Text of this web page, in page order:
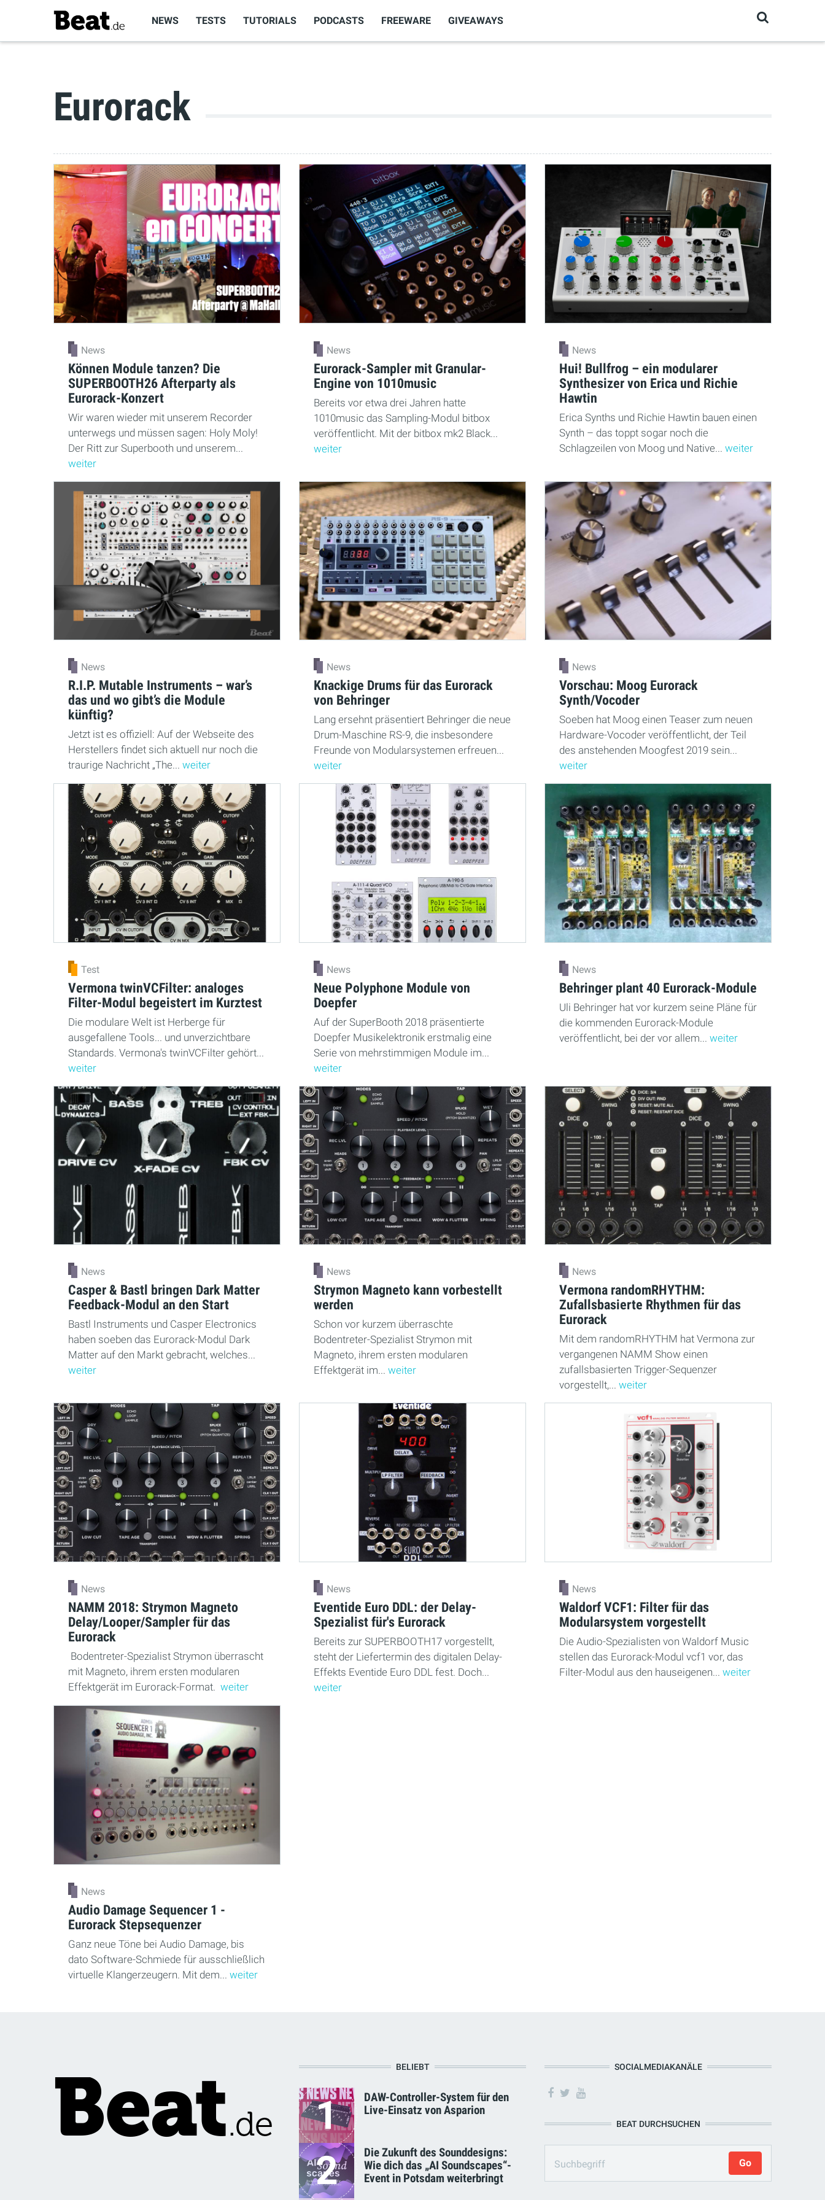
NEWS TESTS TUTORIALS PODCASTS FREEWARE GIVEAWAYS
Eurorack
News
Können Module tanzen? Die
SUPERBOOTH26 Afterparty als
Eurorack-Konzert
Wir waren wieder mit unserem Recorder
unterwegs und müssen sagen: Holy Moly!
Der Ritt zur Superbooth und unserem...
weiter
News
Eurorack-Sampler mit Granular-
Engine von 1010music
Bereits vor etwa drei Jahren hatte
1010music das Sampling-Modul bitbox
veröffentlicht. Mit der bitbox mk2 Black...
weiter
News
Hui! Bullfrog – ein modularer
Synthesizer von Erica und Richie
Hawtin
Erica Synths und Richie Hawtin bauen einen
Synth – das toppt sogar noch die
Schlagzeilen von Moog und Native... weiter
News
R.I.P. Mutable Instruments – war’s
das und wo gibt’s die Module
künftig?
Jetzt ist es offiziell: Auf der Webseite des
Herstellers findet sich aktuell nur noch die
traurige Nachricht „The... weiter
News
Knackige Drums für das Eurorack
von Behringer
Lang ersehnt präsentiert Behringer die neue
Drum-Maschine RS-9, die insbesondere
Freunde von Modularsystemen erfreuen...
weiter
News
Vorschau: Moog Eurorack
Synth/Vocoder
Soeben hat Moog einen Teaser zum neuen
Hardware-Vocoder veröffentlicht, der Teil
des anstehenden Moogfest 2019 sein...
weiter
Test
Vermona twinVCFilter: analoges
Filter-Modul begeistert im Kurztest
Die modulare Welt ist Herberge für
ausgefallene Tools... und unverzichtbare
Standards. Vermona's twinVCFilter gehört...
weiter
News
Neue Polyphone Module von
Doepfer
Auf der SuperBooth 2018 präsentierte
Doepfer Musikelektronik erstmalig eine
Serie von mehrstimmigen Module im...
weiter
News
Behringer plant 40 Eurorack-Module
Uli Behringer hat vor kurzem seine Pläne für
die kommenden Eurorack-Module
veröffentlicht, bei der vor allem... weiter
News
Casper & Bastl bringen Dark Matter
Feedback-Modul an den Start
Bastl Instruments und Casper Electronics
haben soeben das Eurorack-Modul Dark
Matter auf den Markt gebracht, welches...
weiter
News
Strymon Magneto kann vorbestellt
werden
Schon vor kurzem überraschte
Bodentreter-Spezialist Strymon mit
Magneto, ihrem ersten modularen
Effektgerät im... weiter
News
Vermona randomRHYTHM:
Zufallsbasierte Rhythmen für das
Eurorack
Mit dem randomRHYTHM hat Vermona zur
vergangenen NAMM Show einen
zufallsbasierten Trigger-Sequenzer
vorgestellt,... weiter
News
NAMM 2018: Strymon Magneto
Delay/Looper/Sampler für das
Eurorack
Bodentreter-Spezialist Strymon überrascht
mit Magneto, ihrem ersten modularen
Effektgerät im Eurorack-Format. weiter
News
Eventide Euro DDL: der Delay-
Spezialist für's Eurorack
Bereits zur SUPERBOOTH17 vorgestellt,
steht der Liefertermin des digitalen Delay-
Effekts Eventide Euro DDL fest. Doch...
weiter
News
Waldorf VCF1: Filter für das
Modularsystem vorgestellt
Die Audio-Spezialisten von Waldorf Music
stellen das Eurorack-Modul vcf1 vor, das
Filter-Modul aus den hauseigenen... weiter
News
Audio Damage Sequencer 1 -
Eurorack Stepsequenzer
Ganz neue Töne bei Audio Damage, bis
dato Software-Schmiede für ausschließlich
virtuelle Klangerzeugern. Mit dem... weiter
BELIEBT
1
DAW-Controller-System für den
Live-Einsatz von Asparion
2
Die Zukunft des Sounddesigns:
Wie dich das „AI Soundscapes“-
Event in Potsdam weiterbringt
SOCIALMEDIAKANÄLE
BEAT DURCHSUCHEN